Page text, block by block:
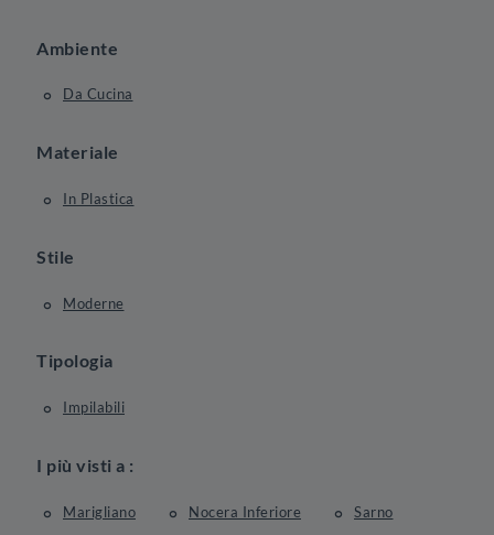
Ambiente
Da Cucina
Materiale
In Plastica
Stile
Moderne
Tipologia
Impilabili
I più visti a :
Marigliano Nocera Inferiore Sarno